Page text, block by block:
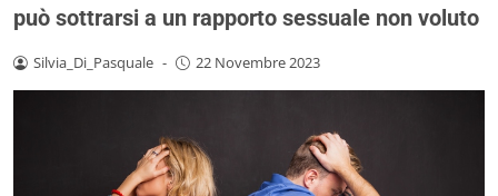
può sottrarsi a un rapporto sessuale non voluto
Silvia_Di_Pasquale - 22 Novembre 2023